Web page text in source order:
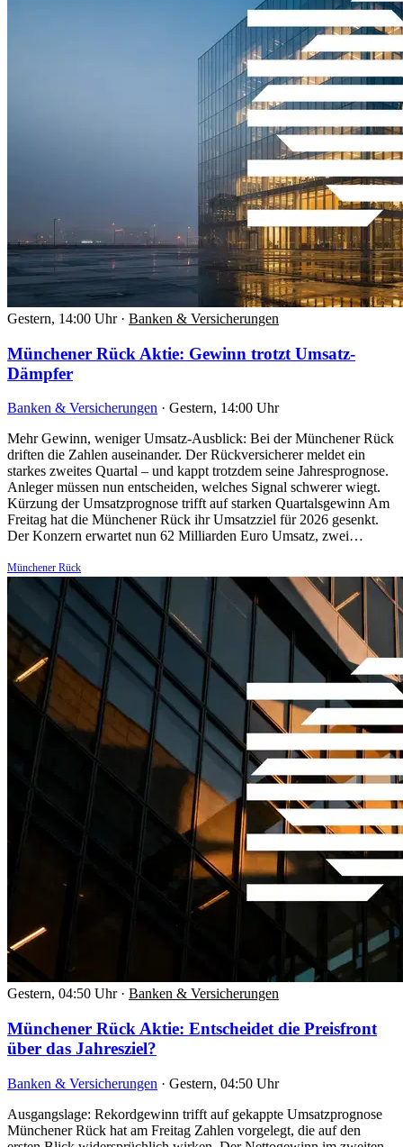
Gestern, 14:00 Uhr · Banken & Versicherungen
Münchener Rück Aktie: Gewinn trotzt Umsatz-
Dämpfer
Banken & Versicherungen · Gestern, 14:00 Uhr
Mehr Gewinn, weniger Umsatz-Ausblick: Bei der Münchener Rück
driften die Zahlen auseinander. Der Rückversicherer meldet ein
starkes zweites Quartal – und kappt trotzdem seine Jahresprognose.
Anleger müssen nun entscheiden, welches Signal schwerer wiegt.
Kürzung der Umsatzprognose trifft auf starken Quartalsgewinn Am
Freitag hat die Münchener Rück ihr Umsatzziel für 2026 gesenkt.
Der Konzern erwartet nun 62 Milliarden Euro Umsatz, zwei…
Münchener Rück
Gestern, 04:50 Uhr · Banken & Versicherungen
Münchener Rück Aktie: Entscheidet die Preisfront
über das Jahresziel?
Banken & Versicherungen · Gestern, 04:50 Uhr
Ausgangslage: Rekordgewinn trifft auf gekappte Umsatzprognose
Münchener Rück hat am Freitag Zahlen vorgelegt, die auf den